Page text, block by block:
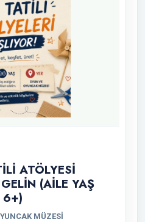
ATÖLYESİ
(AİLE YAŞ
6+)
MÜZESİ